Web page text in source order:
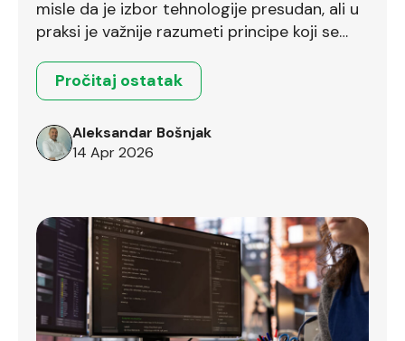
misle da je izbor tehnologije presudan, ali u
praksi je važnije razumeti principe koji se
Pročitaj ostatak
Aleksandar Bošnjak
14 Apr 2026